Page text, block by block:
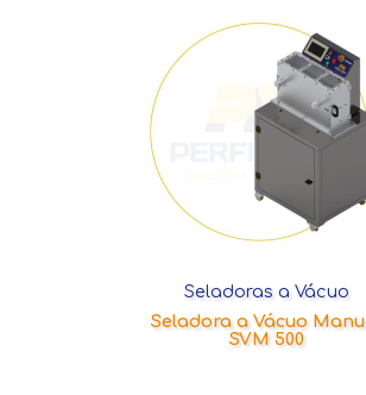
Seladoras a Vácuo
Seladora a Vácuo
SVM 500